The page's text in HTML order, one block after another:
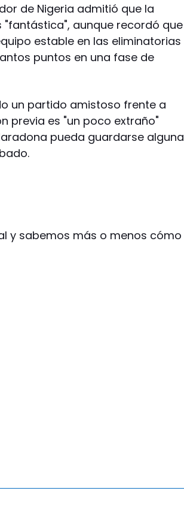
de Nigeria admitió que la
aunque recordó que
estable en las eliminatorias
puntos en una fase de
un partido amistoso frente a
previa es "un poco extraño"
pueda guardarse alguna
y sabemos más o menos cómo